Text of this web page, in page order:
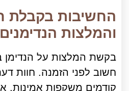
החשיבות בקבלת
והמלצות
בקשת המלצות על הנדימן
חשוב לפני הזמנה. חוות
קודמים משקפות אמינות,